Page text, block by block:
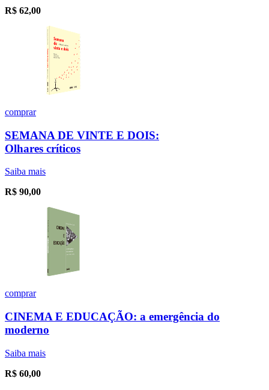
R$ 62,00
comprar
SEMANA DE VINTE E DOIS:
Olhares críticos
Saiba mais
R$ 90,00
comprar
CINEMA E EDUCAÇÃO: a emergência do
moderno
Saiba mais
R$ 60,00